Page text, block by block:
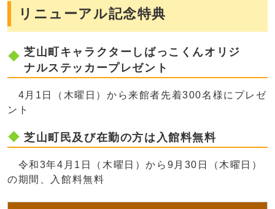
リニューアル記念特典
芝山町キャラクターしばっこくんオリジ
ナルステッカープレゼント
4月1日（木曜日）から来館者先着300名様にプレゼ
ント
芝山町民及び在勤の方は入館料無料
令和3年4月1日（木曜日）から9月30日（木曜日）
の期間、入館料無料